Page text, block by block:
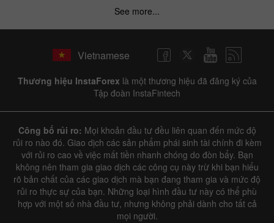
See more...
Vietnamese
Thương hiệu InstaForex là một thương hiệu đã đăng ký của
Tập đoàn InstaFintech
Công bố rủi ro: Mọi khoản đầu tư đều liên quan đến mức độ
rủi ro nào đó. Giao dịch các sản phẩm phái sinh tài chính đi kèm
với rủi ro cao về việc mất tiền nhanh chóng do đòn bẩy. Bạn
không nên tham gia giao dịch các công cụ này trừ khi bạn hiểu
rõ bản chất của các giao dịch mà bạn đang tham gia và mức độ
rủi ro thực sự của bạn. Những loại hình đầu tư này có thể phù
hợp với một số nhà đầu tư, nhưng không phải dành cho tất cả
mọi người.